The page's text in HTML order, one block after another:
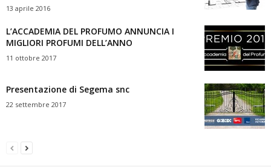
13 aprile 2016
L’ACCADEMIA DEL PROFUMO ANNUNCIA I
MIGLIORI PROFUMI DELL’ANNO
11 ottobre 2017
Presentazione di Segema snc
22 settembre 2017